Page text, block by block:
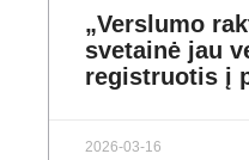
„Verslumo
svetainė jau
registruotis į
2026-03-16